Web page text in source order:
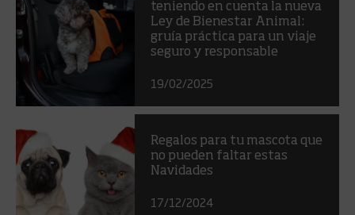
teniendo en cuenta la nueva
Ley de Bienestar Animal:
gruía práctica para un viaje
seguro y responsable
19/02/2025
Regalos para tu mascota que
no pueden faltar estas
Navidades
17/12/2024